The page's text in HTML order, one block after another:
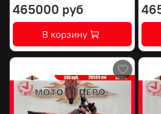
465000 руб
В корзину